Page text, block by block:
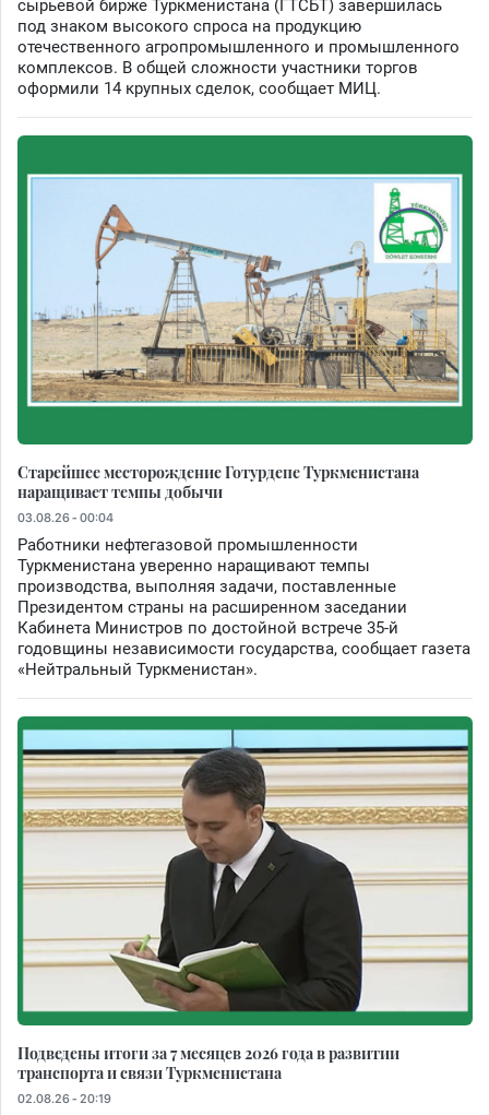
сырьевой бирже Туркменистана (ГТСБТ) завершилась
под знаком высокого спроса на продукцию
отечественного агропромышленного и промышленного
комплексов. В общей сложности участники торгов
оформили 14 крупных сделок, сообщает МИЦ.
Старейшее месторождение Готурдепе Туркменистана
наращивает темпы добычи
03.08.26 - 00:04
Работники нефтегазовой промышленности
Туркменистана уверенно наращивают темпы
производства, выполняя задачи, поставленные
Президентом страны на расширенном заседании
Кабинета Министров по достойной встрече 35-й
годовщины независимости государства, сообщает газета
«Нейтральный Туркменистан».
Подведены итоги за 7 месяцев 2026 года в развитии
транспорта и связи Туркменистана
02.08.26 - 20:19